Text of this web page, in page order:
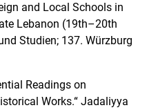
and Local Schools in
Lebanon (19th–20th
Studien; 137. Würzburg
Readings on
Works.“ Jadaliyya